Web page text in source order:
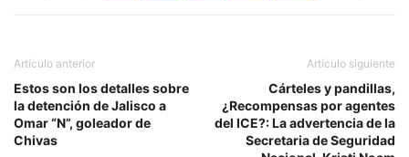
Artículo anterior
Estos son los detalles sobre
la detención de Jalisco a
Omar “N”, goleador de
Chivas
Artículo siguiente
Cárteles y pandillas,
¿Recompensas por agentes
del ICE?: La advertencia de la
Secretaria de Seguridad